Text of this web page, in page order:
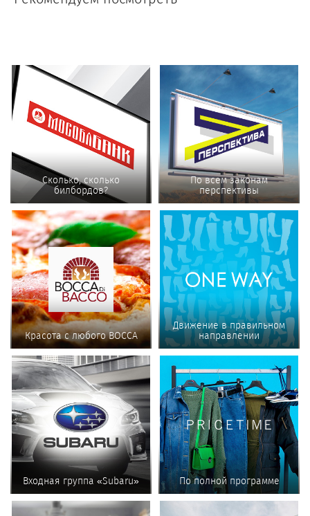
Сколько, сколько
билбордов?
По всем законам
перспективы
Красота с любого BOCCA
Движение в правильном
направлении
Входная группа «Subaru» По полной программе